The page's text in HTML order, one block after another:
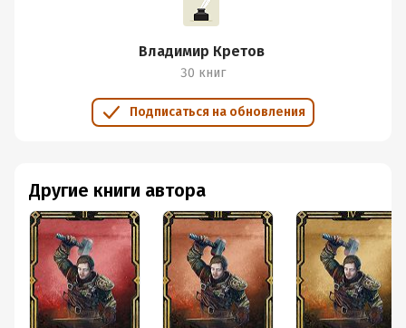
Владимир Кретов
30 книг
Подписаться на обновления
Другие книги автора